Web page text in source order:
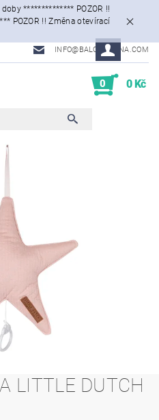
************** POZOR !!
POZOR !! Změna otevírací
INFO@BALONKARNA.COM
0 0 Kč
LITTLE DUTCH